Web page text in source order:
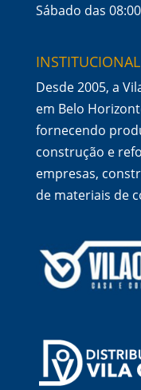
Sábado das
INSTITUCIONAL
Desde 2005, a
em Belo
fornecendo
construção e
empresas,
de materiais de